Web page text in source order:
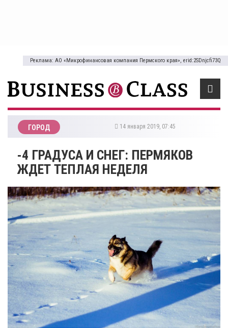
Реклама: АО «Микрофинансовая компания Пермского края», erid:2SDnjcfi73Q
ГОРОД 14 января 2019, 07:45
-4 ГРАДУСА И СНЕГ: ПЕРМЯКОВ
ЖДЕТ ТЕПЛАЯ НЕДЕЛЯ